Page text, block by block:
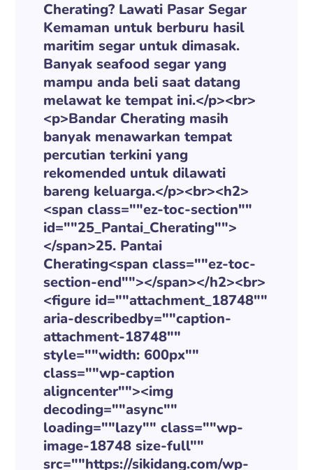
Cherating? Lawati Pasar Segar
Kemaman untuk berburu hasil
maritim segar untuk dimasak.
Banyak seafood segar yang
mampu anda beli saat datang
melawat ke tempat ini.</p><br>
<p>Bandar Cherating masih
banyak menawarkan tempat
percutian terkini yang
rekomended untuk dilawati
bareng keluarga.</p><br><h2>
<span class=""ez-toc-section""
id=""25_Pantai_Cherating"">
</span>25. Pantai
Cherating<span class=""ez-toc-
section-end""></span></h2><br>
<figure id=""attachment_18748""
aria-describedby=""caption-
attachment-18748""
style=""width: 600px""
class=""wp-caption
aligncenter""><img
decoding=""async""
loading=""lazy"" class=""wp-
image-18748 size-full""
src=""https://sikidang.com/wp-